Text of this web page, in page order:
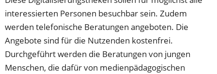
interessierten Personen besuchbar sein. Zudem
werden telefonische Beratungen angeboten. Die
Angebote sind für die Nutzenden kostenfrei.
Durchgeführt werden die Beratungen von jungen
Menschen, die dafür von medienpädagogischen